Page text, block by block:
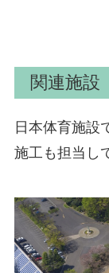
関連施設
日本体育施設
施工も担当し